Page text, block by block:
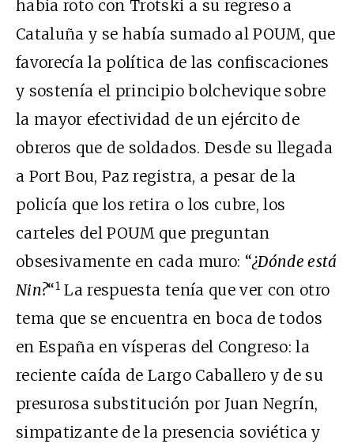
había roto con Trotski a su regreso a
Cataluña y se había sumado al POUM, que
favorecía la política de las confiscaciones
y sostenía el principio bolchevique sobre
la mayor efectividad de un ejército de
obreros que de soldados. Desde su llegada
a Port Bou, Paz registra, a pesar de la
policía que los retira o los cubre, los
carteles del POUM que preguntan
obsesivamente en cada muro: “¿Dónde está
Nin?“1 La respuesta tenía que ver con otro
tema que se encuentra en boca de todos
en España en vísperas del Congreso: la
reciente caída de Largo Caballero y de su
presurosa substitución por Juan Negrín,
simpatizante de la presencia soviética y